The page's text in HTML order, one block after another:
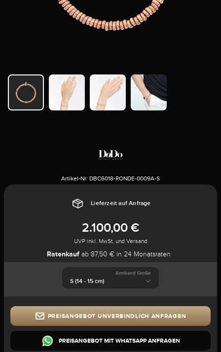
Artikel-Nr: DBC6018-RONDE-0009A-S
Lieferzeit auf Anfrage
2.100,00 €
UVP inkl. MwSt. und Versand
Ratenkaufab 87,50 € in 24 Monatsraten
Armband Größe
PREISANGEBOT UNVERBINDLICH ANFRAGEN
PREISANGEBOT MIT WHATSAPP ANFRAGEN